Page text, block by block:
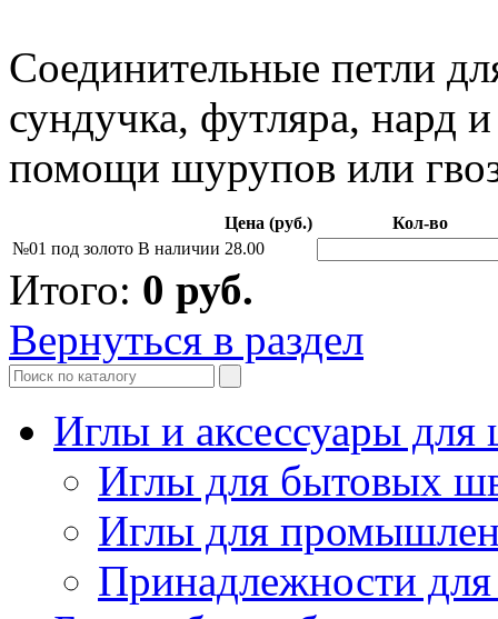
Соединительные петли
сундучка, футляра, нард
помощи шурупов или
Цена (руб.)
Кол-во
№01 под золото В наличии 28.00
Итого: 0 руб.
Вернуться в раздел
Иглы и аксессуары
Иглы для бытовых
Иглы для
Принадлежности